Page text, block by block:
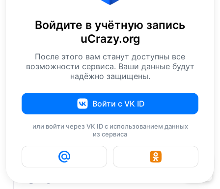
HRJUSCHA
25 мая 2007 17:17
ой фоточки то древние
меня лично пугает смотреть на это всё, как они
себя ведут ...
Ответить
Escape
25 мая 2007 17:18
х.. старье..
0
Ответить
ilyuhman
25 мая 2007 17:18
вау... уже год прошёл... как летит время.)
Войдите в учётную запись
uCrazy.org
После этого вам станут доступны все
возможности сервиса. Ваши данные будут
надёжно защищены.
Войти с VK ID
или войти через VK ID с использованием данных
из сервиса